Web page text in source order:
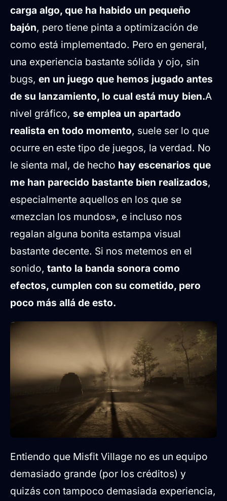
carga algo, que ha habido un pequeño
bajón, pero tiene pinta a optimización de
como está implementado. Pero en general,
una experiencia bastante sólida y ojo, sin
bugs, en un juego que hemos jugado antes
de su lanzamiento, lo cual está muy bien.A
nivel gráfico, se emplea un apartado
realista en todo momento, suele ser lo que
ocurre en este tipo de juegos, la verdad. No
le sienta mal, de hecho hay escenarios que
me han parecido bastante bien realizados,
especialmente aquellos en los que se
«mezclan los mundos», e incluso nos
regalan alguna bonita estampa visual
bastante decente. Si nos metemos en el
sonido, tanto la banda sonora como
efectos, cumplen con su cometido, pero
poco más allá de esto.
Entiendo que Misfit Village no es un equipo
demasiado grande (por los créditos) y
quizás con tampoco demasiada experiencia,